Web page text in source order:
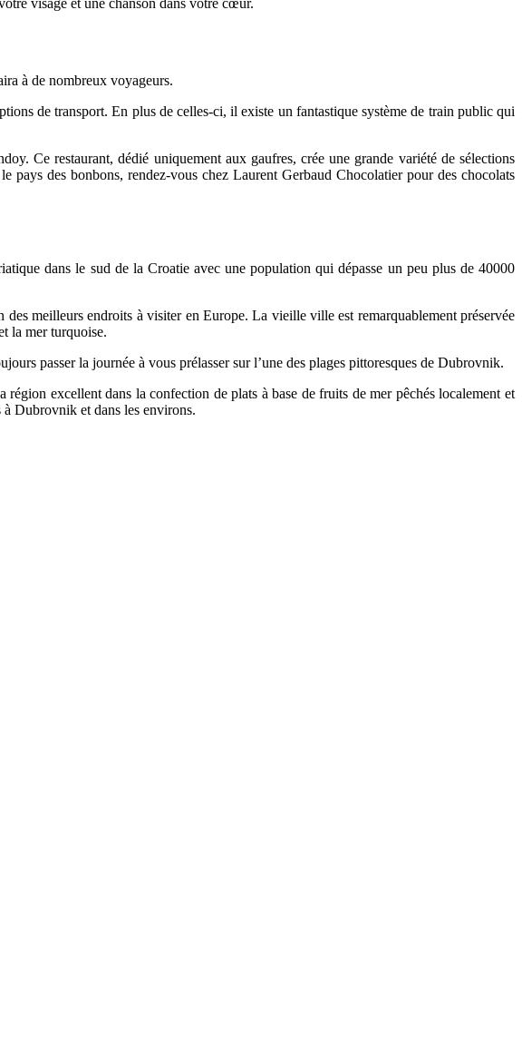
visage et une chanson dans votre cœur.
à de nombreux voyageurs.
de transport. En plus de celles-ci, il existe un fantastique système de train public qui
Ce restaurant, dédié uniquement aux gaufres, crée une grande variété de sélections
pays des bonbons, rendez-vous chez Laurent Gerbaud Chocolatier pour des chocolats
dans le sud de la Croatie avec une population qui dépasse un peu plus de 40000
meilleurs endroits à visiter en Europe. La vieille ville est remarquablement préservée
la mer turquoise.
passer la journée à vous prélasser sur l’une des plages pittoresques de Dubrovnik.
excellent dans la confection de plats à base de fruits de mer pêchés localement et
à Dubrovnik et dans les environs.